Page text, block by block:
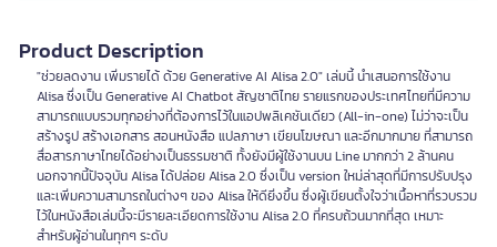
Product Description
"ช่วยลดงาน เพิ่มรายได้ ด้วย Generative AI Alisa 2.0" เล่มนี้ นำเสนอการใช้งาน
Alisa ซึ่งเป็น Generative AI Chatbot สัญชาติไทย รายแรกของประเทศไทยที่มีความ
สามารถแบบรวมทุกอย่างที่ต้องการไว้ในแอปพลิเคชันเดียว (All-in-one) ไม่ว่าจะเป็น
สร้างรูป สร้างเอกสาร สอนหนังสือ แปลภาษา เขียนโฆษณา และอีกมากมาย ที่สามารถ
สื่อสารภาษาไทยได้อย่างเป็นธรรมชาติ ทั้งยังมีผู้ใช้งานบน Line มากกว่า 2 ล้านคน
นอกจากนี้ปัจจุบัน Alisa ได้ปล่อย Alisa 2.0 ซึ่งเป็น version ใหม่ล่าสุดที่มีการปรับปรุง
และเพิ่มความสามารถในต่างๆ ของ Alisa ให้ดียิ่งขึ้น ซึ่งผู้เขียนตั้งใจว่าเนื้อหาที่รวบรวม
ไว้ในหนังสือเล่มนี้จะมีรายละเอียดการใช้งาน Alisa 2.0 ที่ครบถ้วนมากที่สุด เหมาะ
สำหรับผู้อ่านในทุกๆ ระดับ